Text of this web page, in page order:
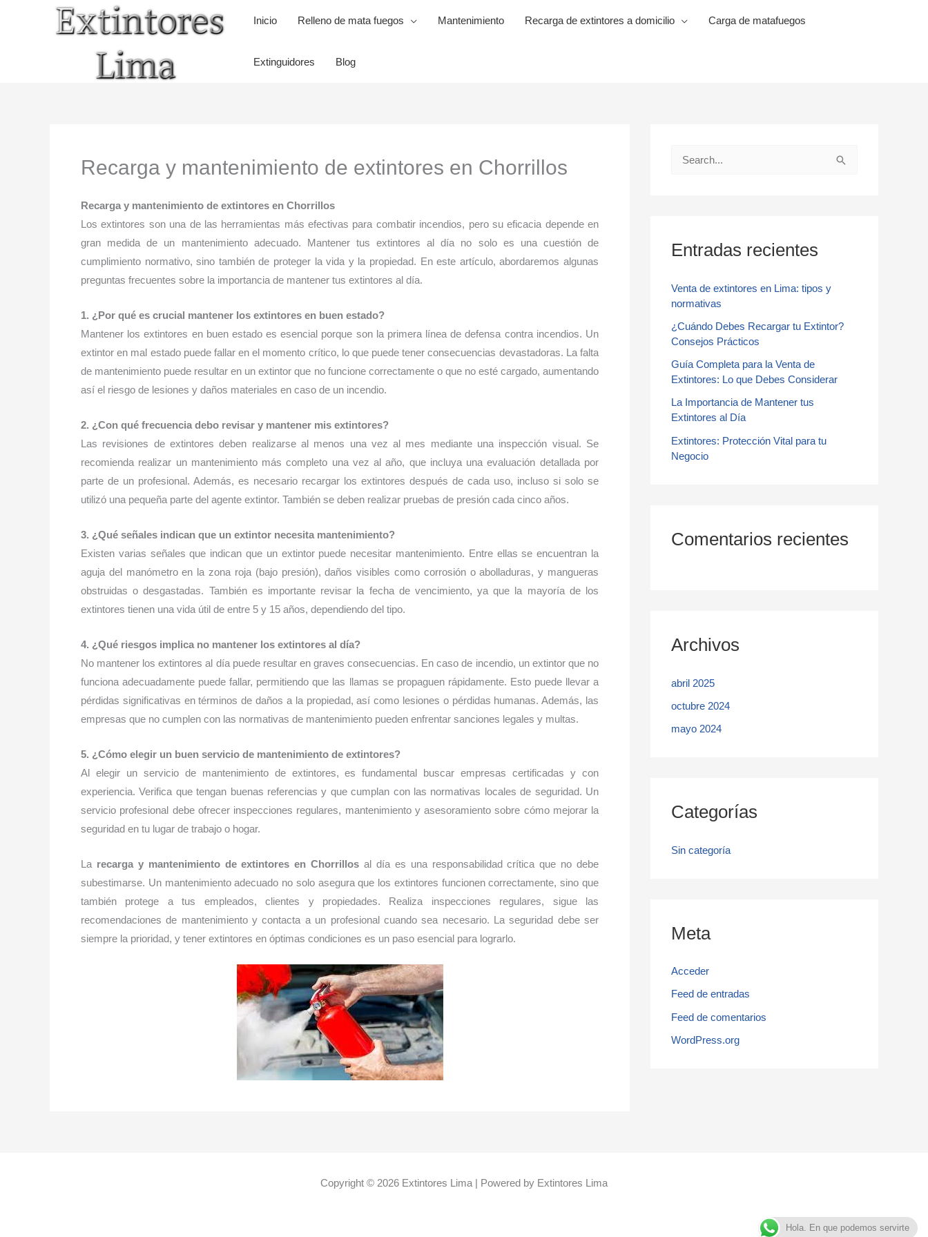
Inicio Relleno de mata fuegos Mantenimiento Recarga de extintores a domicilio Carga de matafuegos
Extinguidores Blog
Recarga y mantenimiento de extintores en Chorrillos
Recarga y mantenimiento de extintores en Chorrillos
Los extintores son una de las herramientas más efectivas para combatir incendios, pero su eficacia depende en
gran medida de un mantenimiento adecuado. Mantener tus extintores al día no solo es una cuestión de
cumplimiento normativo, sino también de proteger la vida y la propiedad. En este artículo, abordaremos algunas
preguntas frecuentes sobre la importancia de mantener tus extintores al día.
1. ¿Por qué es crucial mantener los extintores en buen estado?
Mantener los extintores en buen estado es esencial porque son la primera línea de defensa contra incendios. Un
extintor en mal estado puede fallar en el momento crítico, lo que puede tener consecuencias devastadoras. La falta
de mantenimiento puede resultar en un extintor que no funcione correctamente o que no esté cargado, aumentando
así el riesgo de lesiones y daños materiales en caso de un incendio.
2. ¿Con qué frecuencia debo revisar y mantener mis extintores?
Las revisiones de extintores deben realizarse al menos una vez al mes mediante una inspección visual. Se
recomienda realizar un mantenimiento más completo una vez al año, que incluya una evaluación detallada por
parte de un profesional. Además, es necesario recargar los extintores después de cada uso, incluso si solo se
utilizó una pequeña parte del agente extintor. También se deben realizar pruebas de presión cada cinco años.
3. ¿Qué señales indican que un extintor necesita mantenimiento?
Existen varias señales que indican que un extintor puede necesitar mantenimiento. Entre ellas se encuentran la
aguja del manómetro en la zona roja (bajo presión), daños visibles como corrosión o abolladuras, y mangueras
obstruidas o desgastadas. También es importante revisar la fecha de vencimiento, ya que la mayoría de los
extintores tienen una vida útil de entre 5 y 15 años, dependiendo del tipo.
4. ¿Qué riesgos implica no mantener los extintores al día?
No mantener los extintores al día puede resultar en graves consecuencias. En caso de incendio, un extintor que no
funciona adecuadamente puede fallar, permitiendo que las llamas se propaguen rápidamente. Esto puede llevar a
pérdidas significativas en términos de daños a la propiedad, así como lesiones o pérdidas humanas. Además, las
empresas que no cumplen con las normativas de mantenimiento pueden enfrentar sanciones legales y multas.
5. ¿Cómo elegir un buen servicio de mantenimiento de extintores?
Al elegir un servicio de mantenimiento de extintores, es fundamental buscar empresas certificadas y con
experiencia. Verifica que tengan buenas referencias y que cumplan con las normativas locales de seguridad. Un
servicio profesional debe ofrecer inspecciones regulares, mantenimiento y asesoramiento sobre cómo mejorar la
seguridad en tu lugar de trabajo o hogar.
La recarga y mantenimiento de extintores en Chorrillos al día es una responsabilidad crítica que no debe
subestimarse. Un mantenimiento adecuado no solo asegura que los extintores funcionen correctamente, sino que
también protege a tus empleados, clientes y propiedades. Realiza inspecciones regulares, sigue las
recomendaciones de mantenimiento y contacta a un profesional cuando sea necesario. La seguridad debe ser
siempre la prioridad, y tener extintores en óptimas condiciones es un paso esencial para lograrlo.
a
p
o
r
Entradas recientes
Venta de extintores en Lima: tipos y
normativas
¿Cuándo Debes Recargar tu Extintor?
Consejos Prácticos
Guía Completa para la Venta de
Extintores: Lo que Debes Considerar
La Importancia de Mantener tus
Extintores al Día
Extintores: Protección Vital para tu
Negocio
Comentarios recientes
Archivos
abril 2025
octubre 2024
mayo 2024
Categorías
Sin categoría
Meta
Acceder
Feed de entradas
Feed de comentarios
WordPress.org
Copyright © 2026 Extintores Lima | Powered by Extintores Lima
Hola. En que podemos servirte